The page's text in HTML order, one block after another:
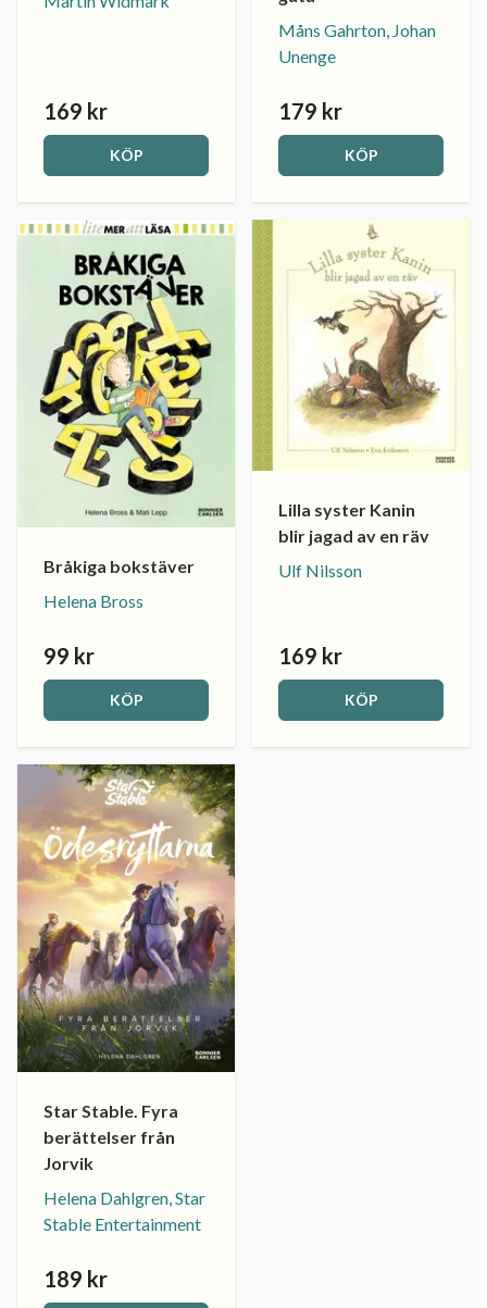
169 kr
KÖP
Måns Gahrton, Johan
Unenge
179 kr
KÖP
Bråkiga bokstäver
Helena Bross
99 kr
KÖP
Lilla syster Kanin
blir jagad av en räv
Ulf Nilsson
169 kr
KÖP
Star Stable. Fyra
berättelser från
Jorvik
Helena Dahlgren, Star
Stable Entertainment
189 kr